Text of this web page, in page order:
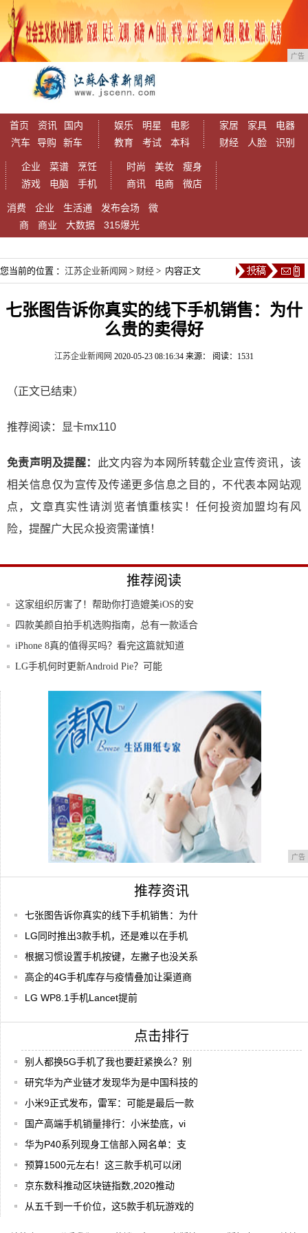
广告
首页 资讯
国内
汽车
导购 新车
娱乐 明星
电影
教育
考试 本科
家居 家具
电器
财经
人脸 识别
企业 菜谱
烹饪
游戏
电脑 手机
时尚 美妆
瘦身
商讯
电商 微店
消费 企业 生活通 发布会场
微
商
商业 大数据 315爆光
您当前的位置 ： 江苏企业新闻网 > 财经 > 内容正文
七张图告诉你真实的线下手机销售：为什
么贵的卖得好
江苏企业新闻网 2020-05-23 08:16:34 来源： 阅读：1531
（正文已结束）
推荐阅读： 显卡mx110
免责声明及提醒：
此文内容为本网所转载企业宣传资讯，该
相关信息仅为宣传及传递更多信息之目的，不代表本网站观
点，文章真实性请浏览者慎重核实！任何投资加盟均有风
险，提醒广大民众投资需谨慎！
推荐阅读
这家组织厉害了！帮助你打造媲美iOS的安
卓系
四款美颜自拍手机选购指南，总有一款适合
你
iPhone 8真的值得买吗？看完这篇就知道
LG手机何时更新Android Pie？可能
最新消息！8月2日起，苹果手机开北京市政
广告
推荐资讯
七张图告诉你真实的线下手机销售：为什
LG同时推出3款手机，还是难以在手机
根据习惯设置手机按键，左撇子也没关系
高企的4G手机库存与疫情叠加让渠道商
LG WP8.1手机Lancet提前
点击排行
别人都换5G手机了我也要赶紧换么？别
研究华为产业链才发现华为是中国科技的
小米9正式发布，雷军：可能是最后一款
国产高端手机销量排行：小米垫底，vi
华为P40系列现身工信部入网名单：支
预算1500元左右！这三款手机可以闭
京东数科推动区块链指数,2020推动
从五千到一千价位，这5款手机玩游戏的